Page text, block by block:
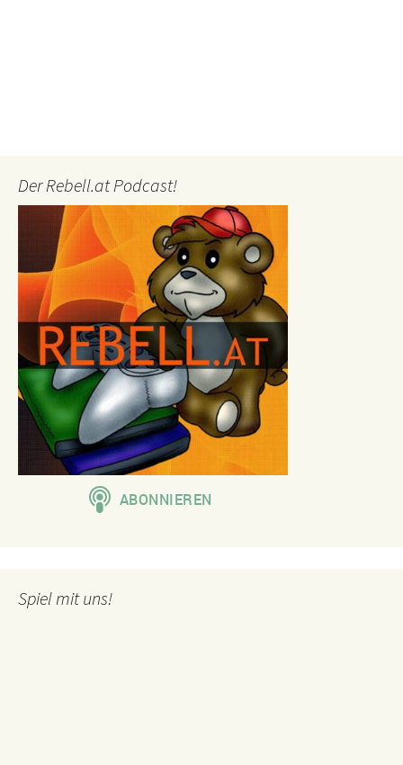
Der Rebell.at Podcast!
Spiel mit uns!